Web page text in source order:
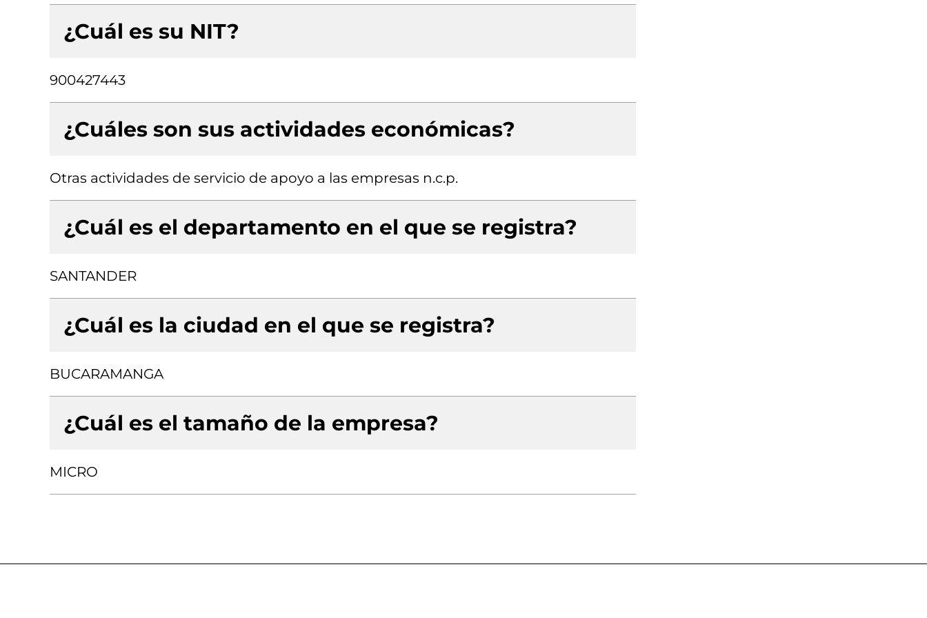
¿Cuál es su NIT?
900427443
¿Cuáles son sus actividades económicas?
Otras actividades de servicio de apoyo a las empresas n.c.p.
¿Cuál es el departamento en el que se registra?
SANTANDER
¿Cuál es la ciudad en el que se registra?
BUCARAMANGA
¿Cuál es el tamaño de la empresa?
MICRO